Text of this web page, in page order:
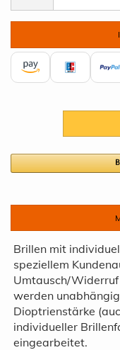
Brillen mit
speziellem
Umtausch/
werden
Dioptrienstärke
individueller
eingearbeitet.